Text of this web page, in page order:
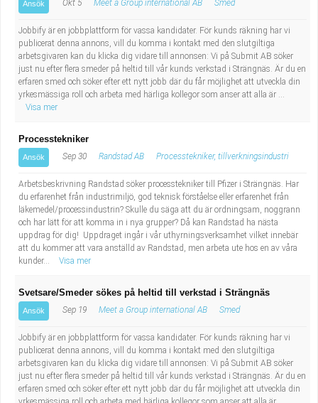
Ansök Okt 5 Meet a Group international AB Smed
Jobbify är en jobbplattform för vassa kandidater. För kunds räkning har vi
publicerat denna annons, vill du komma i kontakt med den slutgiltiga
arbetsgivaren kan du klicka dig vidare till annonsen: Vi på Submit AB söker
just nu efter flera smeder på heltid till vår kunds verkstad i Strängnäs. Är du en
erfaren smed och söker efter ett nytt jobb där du får möjlighet att utveckla din
yrkesmässiga roll och arbeta med härliga kollegor som anser att alla är ...
Visa mer
Processtekniker
Ansök Sep 30 Randstad AB Processtekniker, tillverkningsindustri
Arbetsbeskrivning Randstad söker processtekniker till Pfizer i Strängnäs. Har
du erfarenhet från industrimiljö, god teknisk förståelse eller erfarenhet från
läkemedel/processindustrin? Skulle du säga att du är ordningsam, noggrann
och har lätt för att komma in i nya grupper? Då kan Randstad ha nästa
uppdrag för dig! Uppdraget ingår i vår uthyrningsverksamhet vilket innebär
att du kommer att vara anställd av Randstad, men arbeta ute hos en av våra
kunder...
Visa mer
Svetsare/Smeder sökes på heltid till verkstad i Strängnäs
Ansök Sep 19 Meet a Group international AB Smed
Jobbify är en jobbplattform för vassa kandidater. För kunds räkning har vi
publicerat denna annons, vill du komma i kontakt med den slutgiltiga
arbetsgivaren kan du klicka dig vidare till annonsen: Vi på Submit AB söker
just nu efter flera smeder på heltid till vår kunds verkstad i Strängnäs. Är du en
erfaren smed och söker efter ett nytt jobb där du får möjlighet att utveckla din